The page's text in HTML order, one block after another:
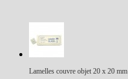
Lamelles couvre objet 20 x 20 mm